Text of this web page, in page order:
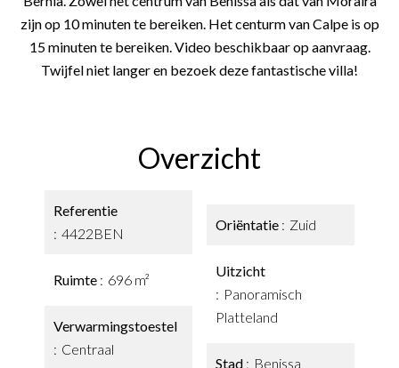
zijn op 10 minuten te bereiken. Het centurm van Calpe is op
15 minuten te bereiken. Video beschikbaar op aanvraag.
Twijfel niet langer en bezoek deze fantastische villa!
Overzicht
Referentie
4422BEN
Ruimte 696 m²
Verwarmingstoestel
Centraal
Oriëntatie Zuid
Uitzicht
Panoramisch
Platteland
Stad Benissa